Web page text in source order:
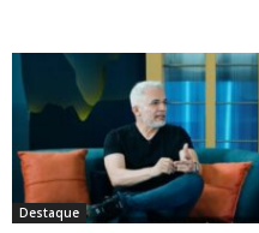
Destaque